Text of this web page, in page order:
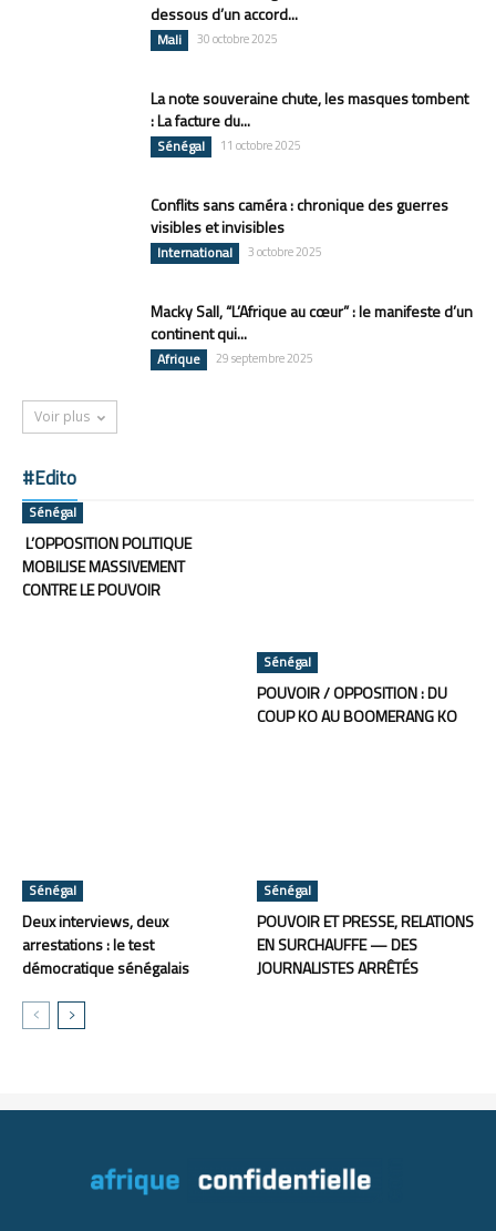
dessous d’un accord...
Mali 30 octobre 2025
La note souveraine chute, les masques tombent
: La facture du...
Sénégal 11 octobre 2025
Conflits sans caméra : chronique des guerres
visibles et invisibles
International 3 octobre 2025
Macky Sall, “L’Afrique au cœur” : le manifeste d’un
continent qui...
Afrique 29 septembre 2025
Voir plus
#Edito
Sénégal
L’OPPOSITION POLITIQUE
MOBILISE MASSIVEMENT
CONTRE LE POUVOIR
Sénégal
POUVOIR / OPPOSITION : DU
COUP KO AU BOOMERANG KO
Sénégal
Deux interviews, deux
arrestations : le test
démocratique sénégalais
Sénégal
POUVOIR ET PRESSE, RELATIONS
EN SURCHAUFFE — DES
JOURNALISTES ARRÊTÉS